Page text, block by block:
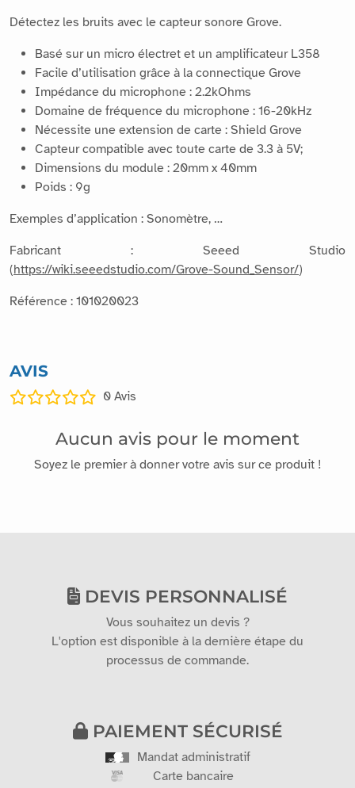
Détectez les bruits avec le capteur sonore Grove.
Basé sur un micro électret et un amplificateur L358
Facile d’utilisation grâce à la connectique Grove
Impédance du microphone : 2.2kOhms
Domaine de fréquence du microphone : 16-20kHz
Nécessite une extension de carte : Shield Grove
Capteur compatible avec toute carte de 3.3 à 5V;
Dimensions du module : 20mm x 40mm
Poids : 9g
Exemples d’application : Sonomètre, …
Fabricant : Seeed Studio
(https://wiki.seeedstudio.com/Grove-Sound_Sensor/)
Référence : 101020023
AVIS
0 Avis
Aucun avis pour le moment
Soyez le premier à donner votre avis sur ce produit !
DEVIS PERSONNALISÉ
Vous souhaitez un devis ?
L'option est disponible à la dernière étape du
processus de commande.
PAIEMENT SÉCURISÉ
Mandat administratif
Carte bancaire